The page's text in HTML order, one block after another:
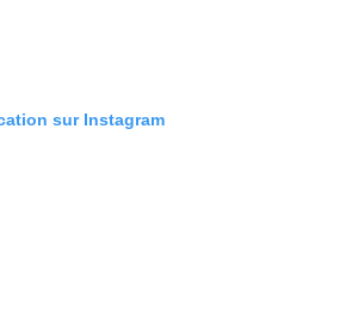
sur Instagram